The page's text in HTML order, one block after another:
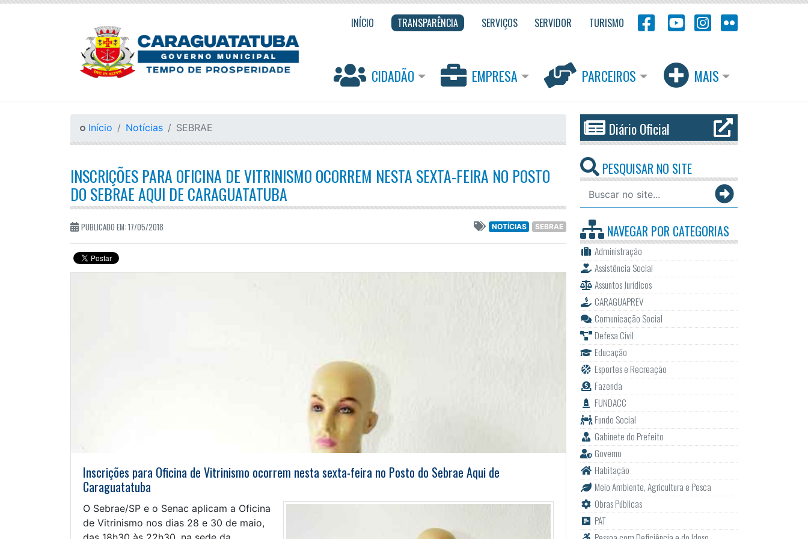
INÍCIO TRANSPARÊNCIA SERVIÇOS SERVIDOR TURISMO
CIDADÃO EMPRESA PARCEIROS MAIS
Início Notícias SEBRAE
INSCRIÇÕES PARA OFICINA DE VITRINISMO OCORREM NESTA SEXTA-FEIRA NO POSTO
DO SEBRAE AQUI DE CARAGUATATUBA
PUBLICADO EM: 17/05/2018 NOTÍCIAS SEBRAE
Inscrições para Oficina de Vitrinismo ocorrem nesta sexta-feira no Posto do Sebrae Aqui de
Caraguatatuba
O Sebrae/SP e o Senac aplicam a Oficina
de Vitrinismo nos dias 28 e 30 de maio,
Diário Oficial
PESQUISAR NO SITE
NAVEGAR PORCATEGORIAS
Administração
Assistência Social
Assuntos Jurídicos
CARAGUAPREV
Comunicação Social
Defesa Civil
Educação
Esportes e Recreação
Fazenda
FUNDACC
Fundo Social
Gabinete do Prefeito
Governo
Habitação
Meio Ambiente, Agricultura e Pesca
Obras Públicas
PAT